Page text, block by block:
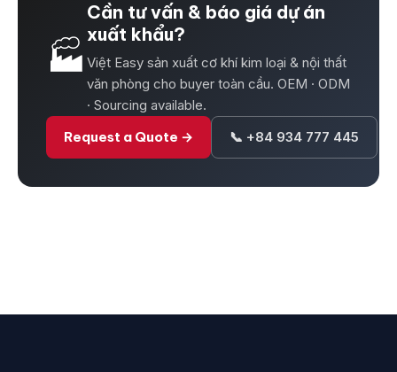
🏭
Cần tư vấn & báo giá dự án
xuất khẩu?
Việt Easy sản xuất cơ khí kim loại & nội thất
văn phòng cho buyer toàn cầu. OEM · ODM
· Sourcing available.
Request a Quote →
📞 +84 934 777 445